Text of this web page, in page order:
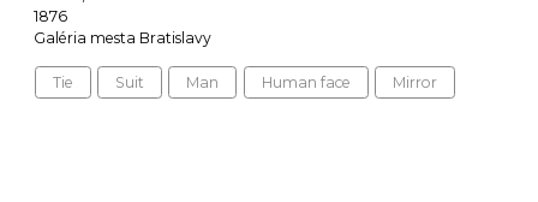
1876
Galéria mesta Bratislavy
Tie Suit Man Human face Mirror